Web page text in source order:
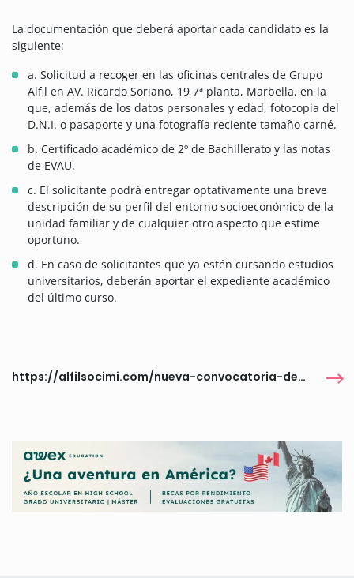
La documentación que deberá aportar cada candidato es la
siguiente:
a. Solicitud a recoger en las oficinas centrales de Grupo
Alfil en AV. Ricardo Soriano, 19 7ª planta, Marbella, en la
que, además de los datos personales y edad, fotocopia del
D.N.I. o pasaporte y una fotografía reciente tamaño carné.
b. Certificado académico de 2º de Bachillerato y las notas
de EVAU.
c. El solicitante podrá entregar optativamente una breve
descripción de su perfil del entorno socioeconómico de la
unidad familiar y de cualquier otro aspecto que estime
oportuno.
d. En caso de solicitantes que ya estén cursando estudios
universitarios, deberán aportar el expediente académico
del último curso.
https://alfilsocimi.com/nueva-convocatoria-de-becas-francisco-gomez-reyes-para-respaldar-el-talento-academico-y-deportivo